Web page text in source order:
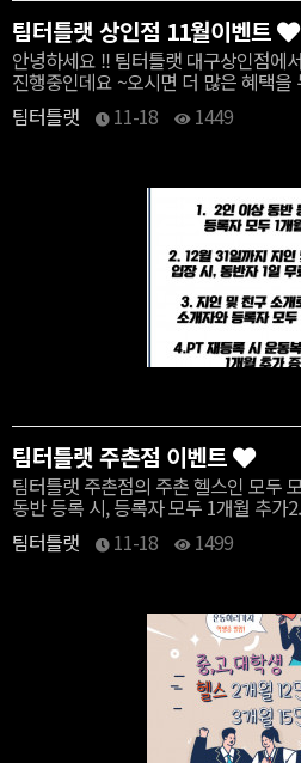
팀터틀랫 상인점 11월이벤트
안녕하세요 !! 팀터틀랫 대구상인점에
진행중인데요 ~오시면 더 많은 혜택을
팀터틀랫
11-18 1449
팀터틀랫 주촌점 이벤트
팀터틀랫 주촌점의 주촌 헬스인 모두
동반 등록 시, 등록자 모두 1개월 추가
팀터틀랫
11-18 1499